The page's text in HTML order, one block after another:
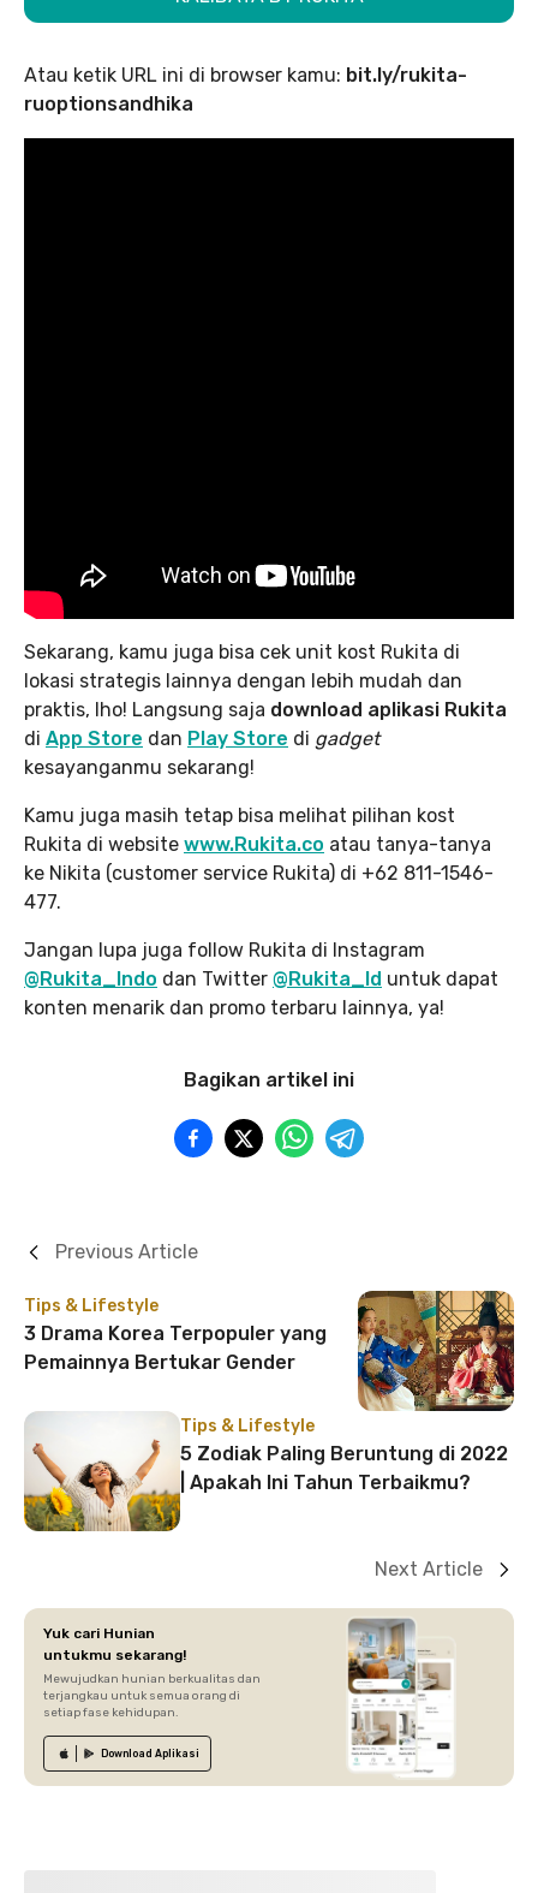
Atau ketik URL ini di browser kamu: bit.ly/rukita-
ruoptionsandhika
Sekarang, kamu juga bisa cek unit kost Rukita di
lokasi strategis lainnya dengan lebih mudah dan
praktis, lho! Langsung saja download aplikasi Rukita
di App Store dan Play Store di gadget
kesayanganmu sekarang!
Kamu juga masih tetap bisa melihat pilihan kost
Rukita di website www.Rukita.co atau tanya-tanya
ke Nikita (customer service Rukita) di +62 811-1546-
477.
Jangan lupa juga follow Rukita di Instagram
@Rukita_Indo dan Twitter @Rukita_Id untuk dapat
konten menarik dan promo terbaru lainnya, ya!
Bagikan artikel ini
Tips & Lifestyle
3 Drama Korea Terpopuler yang
Pemainnya Bertukar Gender
Previous Article
Tips & Lifestyle
5 Zodiak Paling Beruntung di 2022
| Apakah Ini Tahun Terbaikmu?
Next Article
Yuk cari Hunian
untukmu sekarang!
Mewujudkan hunian berkualitas dan
terjangkau untuk semua orang di
setiap fase kehidupan.
Download Aplikasi